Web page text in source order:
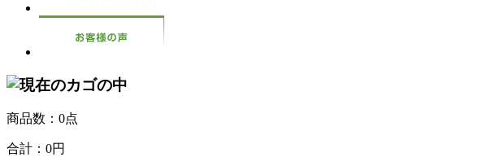
商品数：0点
合計： 0円